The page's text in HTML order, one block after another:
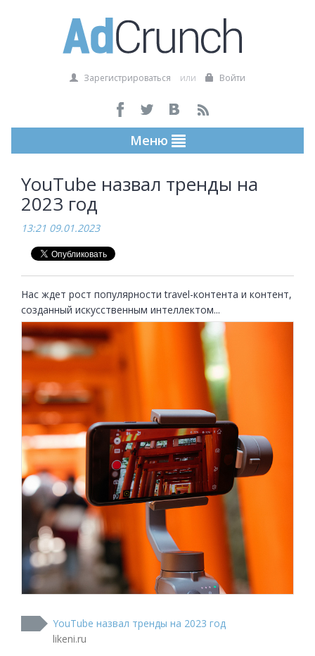
Зарегистрироваться или Войти
Меню
YouTube назвал тренды на
2023 год
13:21 09.01.2023
Нас ждет рост популярности travel-контента и контент,
созданный искусственным интеллектом...
YouTube назвал тренды на 2023 год
likeni.ru